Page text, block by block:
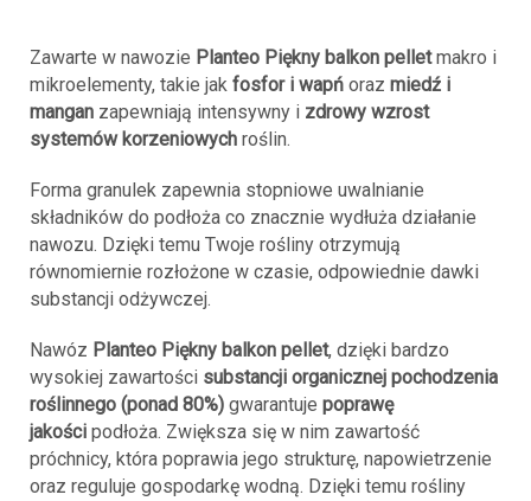
Zawarte w nawozie Planteo Piękny balkon pelletmakro i
mikroelementy, takie jakfosfor i wapń orazmiedź i
mangan zapewniają intensywny i zdrowy wzrost
systemów korzeniowych roślin.
Forma granulek zapewnia stopniowe uwalnianie
składników do podłoża co znacznie wydłuża działanie
nawozu. Dzięki temu Twoje rośliny otrzymują
równomiernie rozłożone w czasie, odpowiednie dawki
substancji odżywczej.
Nawóz Planteo Piękny balkon pellet, dzięki bardzo
wysokiej zawartości substancji organicznej pochodzenia
roślinnego (ponad 80%) gwarantujepoprawę
jakościpodłoża. Zwiększa się w nim zawartość
próchnicy, która poprawia jego strukturę, napowietrzenie
oraz reguluje gospodarkę wodną. Dzięki temu rośliny